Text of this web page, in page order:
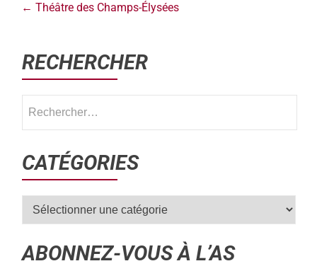
← Théâtre des Champs-Élysées
RECHERCHER
CATÉGORIES
ABONNEZ-VOUS À L’AS